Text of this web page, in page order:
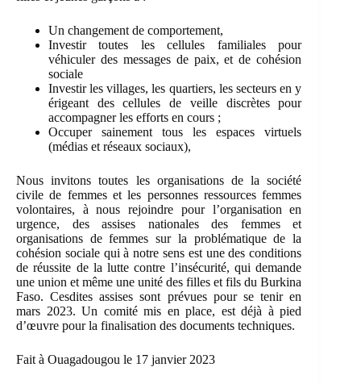
Un changement de comportement,
Investir toutes les cellules familiales pour
véhiculer des messages de paix, et de cohésion
sociale
Investir les villages, les quartiers, les secteurs en y
érigeant des cellules de veille discrètes pour
accompagner les efforts en cours ;
Occuper sainement tous les espaces virtuels
(médias et réseaux sociaux),
Nous invitons toutes les organisations de la société
civile de femmes et les personnes ressources femmes
volontaires, à nous rejoindre pour l’organisation en
urgence, des assises nationales des femmes et
organisations de femmes sur la problématique de la
cohésion sociale qui à notre sens est une des conditions
de réussite de la lutte contre l’insécurité, qui demande
une union et même une unité des filles et fils du Burkina
Faso. Cesdites assises sont prévues pour se tenir en
mars 2023. Un comité mis en place, est déjà à pied
d’œuvre pour la finalisation des documents techniques.
Fait à Ouagadougou le 17 janvier 2023